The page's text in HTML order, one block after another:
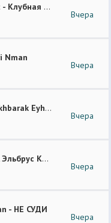
Dj Eyvāz & 2pac - Клубная Музыка “ Luxury Money “ Club Remix (BASS BOOSTED)
Вчера
Nman
Вчера
Arabic Remix - Akhbarak Eyh (Prod. Elsen Pro)
Вчера
Илона Кесаева, Эльбрус Кесаев - Поздняя Любовь Премьера Трека 2026
Вчера
- НЕ СУДИ
Вчера